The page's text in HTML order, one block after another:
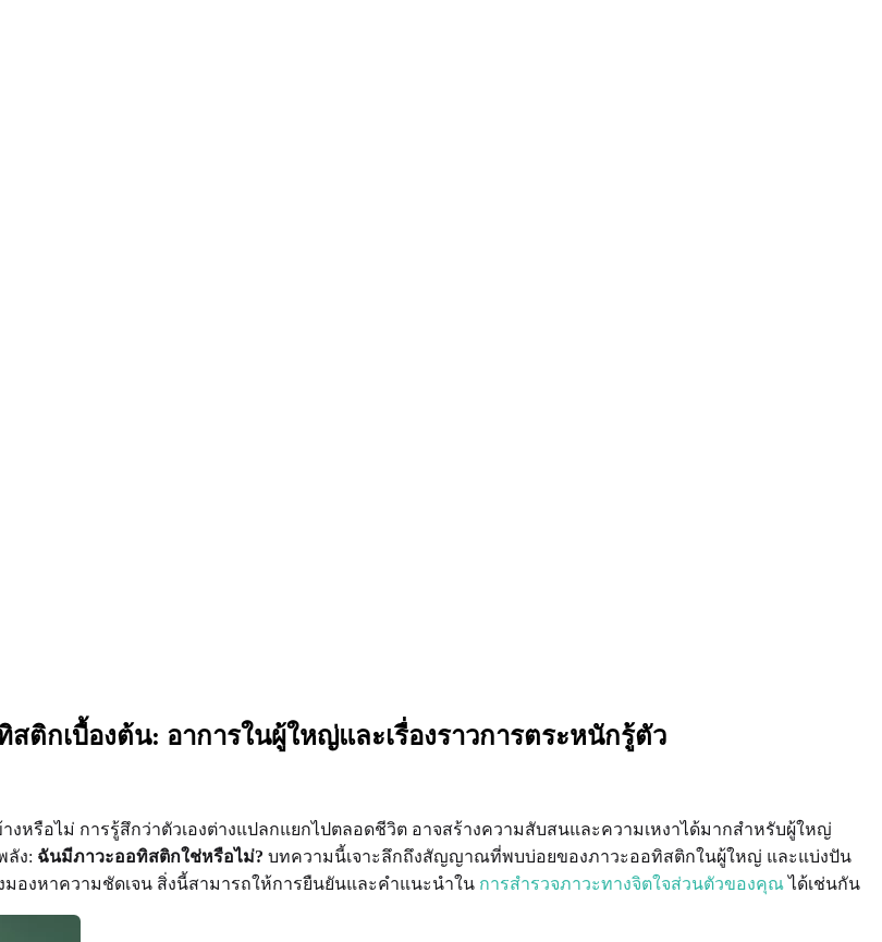
ติกเบื้องต้น: อาการในผู้ใหญ่และเรื่องราวการตระหนักรู้ตัว
รือไม่ การรู้สึกว่าตัวเองต่างแปลกแยกไปตลอดชีวิต อาจสร้างความสับสนและความเหงาได้มากสำหรับผู้ใหญ่
ลัง: ฉันมีภาวะออทิสติกใช่หรือไม่? บทความนี้เจาะลึกถึงสัญญาณที่พบบ่อยของภาวะออทิสติกในผู้ใหญ่ และแบ่งปัน
องหาความชัดเจน สิ่งนี้สามารถให้การยืนยันและคำแนะนำใน การสำรวจภาวะทางจิตใจส่วนตัวของคุณได้เช่นกัน